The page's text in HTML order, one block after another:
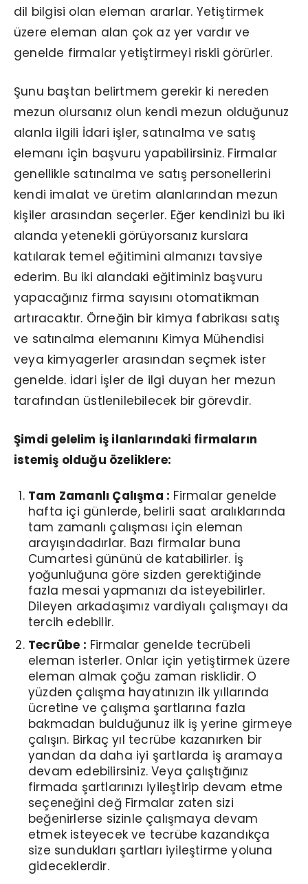
dil bilgisi olan eleman ararlar. Yetiştirmek
üzere eleman alan çok az yer vardır ve
genelde firmalar yetiştirmeyi riskli görürler.
Şunu baştan belirtmem gerekir ki nereden
mezun olursanız olun kendi mezun olduğunuz
alanla ilgili İdari işler, satınalma ve satış
elemanı için başvuru yapabilirsiniz. Firmalar
genellikle satınalma ve satış personellerini
kendi imalat ve üretim alanlarından mezun
kişiler arasından seçerler. Eğer kendinizi bu iki
alanda yetenekli görüyorsanız kurslara
katılarak temel eğitimini almanızı tavsiye
ederim. Bu iki alandaki eğitiminiz başvuru
yapacağınız firma sayısını otomatikman
artıracaktır. Örneğin bir kimya fabrikası satış
ve satınalma elemanını Kimya Mühendisi
veya kimyagerler arasından seçmek ister
genelde. İdari İşler de ilgi duyan her mezun
tarafından üstlenilebilecek bir görevdir.
Şimdi gelelim iş ilanlarındaki firmaların
istemiş olduğu özeliklere:
Tam Zamanlı Çalışma : Firmalar genelde
hafta içi günlerde, belirli saat aralıklarında
tam zamanlı çalışması için eleman
arayışındadırlar. Bazı firmalar buna
Cumartesi gününü de katabilirler. İş
yoğunluğuna göre sizden gerektiğinde
fazla mesai yapmanızı da isteyebilirler.
Dileyen arkadaşımız vardiyalı çalışmayı da
tercih edebilir.
Tecrübe : Firmalar genelde tecrübeli
eleman isterler. Onlar için yetiştirmek üzere
eleman almak çoğu zaman risklidir. O
yüzden çalışma hayatınızın ilk yıllarında
ücretine ve çalışma şartlarına fazla
bakmadan bulduğunuz ilk iş yerine girmeye
çalışın. Birkaç yıl tecrübe kazanırken bir
yandan da daha iyi şartlarda iş aramaya
devam edebilirsiniz. Veya çalıştığınız
firmada şartlarınızı iyileştirip devam etme
seçeneğini değ Firmalar zaten sizi
beğenirlerse sizinle çalışmaya devam
etmek isteyecek ve tecrübe kazandıkça
size sundukları şartları iyileştirme yoluna
gideceklerdir.